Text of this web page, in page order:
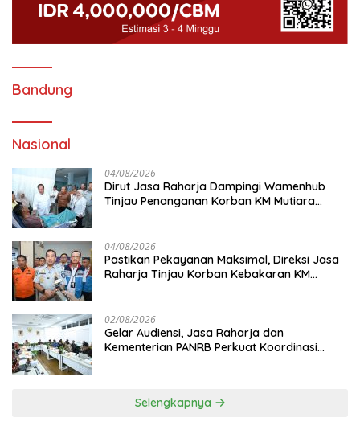
Bandung
Nasional
04/08/2026
Dirut Jasa Raharja Dampingi Wamenhub
Tinjau Penanganan Korban KM Mutiara
04/08/2026
Pastikan Pekayanan Maksimal, Direksi Jasa
Raharja Tinjau Korban Kebakaran KM
02/08/2026
Gelar Audiensi, Jasa Raharja dan
Kementerian PANRB Perkuat Koordinasi
Selengkapnya